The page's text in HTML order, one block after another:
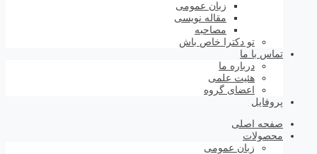
زبان عمومی
مقاله نویسی
مصاحبه
تو دکترا خاص باش
تماس با ما
درباره ما
هئیت علمی
اعضای گروه
پروفایل
صفحه اصلی
محصولات
زبان عمومی